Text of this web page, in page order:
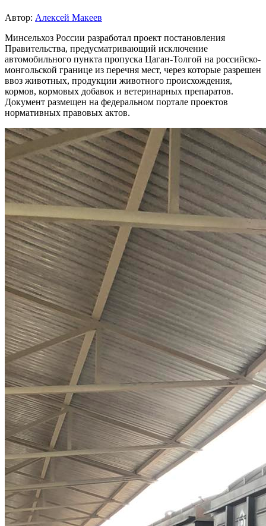
Автор: Алексей Макеев
Минсельхоз России разработал проект постановления
Правительства, предусматривающий исключение
автомобильного пункта пропуска Цаган-Толгой на российско-
монгольской границе из перечня мест, через которые разрешен
ввоз животных, продукции животного происхождения,
кормов, кормовых добавок и ветеринарных препаратов.
Документ размещен на федеральном портале проектов
нормативных правовых актов.